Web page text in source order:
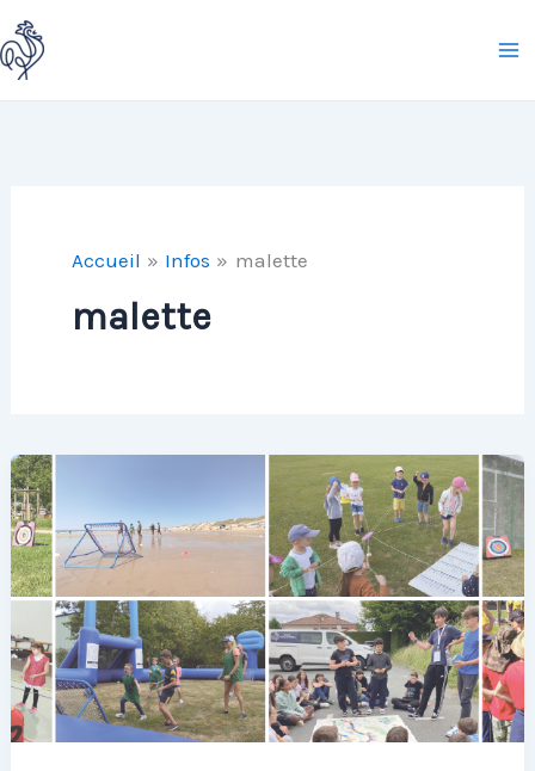
Aller
au
contenu
Accueil Infos malette
malette